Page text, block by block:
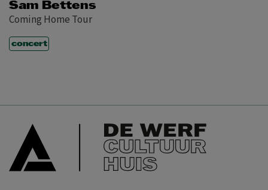
Sam Bettens
Coming Home Tour
concert